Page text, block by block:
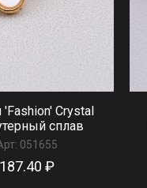
'Fashion' Сrystal
сплав
051655
187.40 ₽